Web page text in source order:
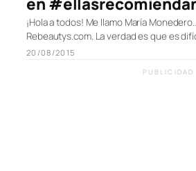
¡Hola a todos! Me llamo María
Rebeautys.com. La verdad es que es
20/08/2015
PUBLICIDAD